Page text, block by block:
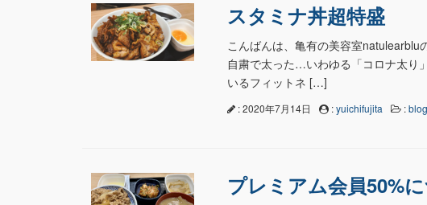
スタミナ丼超特盛
こんばんは、亀有の美容室natulearblu
自粛で太った…いわゆる「コロナ太り
いるフィットネ […]
: 2020年7月14日 :yuichifujita :blog
プレミアム会員50%